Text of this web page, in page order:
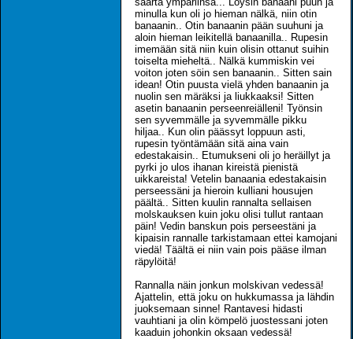
minulla kun oli jo hieman nälkä, niin otin
banaanin.. Otin banaanin pään suuhuni ja
aloin hieman leikitellä banaanilla.. Rupesin
imemään sitä niin kuin olisin ottanut suihin
toiselta mieheltä.. Nälkä kummiskin vei
voiton joten söin sen banaanin.. Sitten sain
idean! Otin puusta vielä yhden banaanin ja
nuolin sen märäksi ja liukkaaksi! Sitten
asetin banaanin perseenreiälleni! Työnsin
sen syvemmälle ja syvemmälle pikku
hiljaa.. Kun olin päässyt loppuun asti,
rupesin työntämään sitä aina vain
edestakaisin.. Etumukseni oli jo heräillyt ja
pyrki jo ulos ihanan kireistä pienistä
uikkareista! Vetelin banaania edestakaisin
perseessäni ja hieroin kulliani housujen
päältä.. Sitten kuulin rannalta sellaisen
molskauksen kuin joku olisi tullut rantaan
päin! Vedin banskun pois perseestäni ja
kipaisin rannalle tarkistamaan ettei kamojani
viedä! Täältä ei niin vain pois pääse ilman
räpylöitä!
Rannalla näin jonkun molskivan vedessä!
Ajattelin, että joku on hukkumassa ja lähdin
juoksemaan sinne! Rantavesi hidasti
vauhtiani ja olin kömpelö juostessani joten
kaaduin johonkin oksaan vedessä!